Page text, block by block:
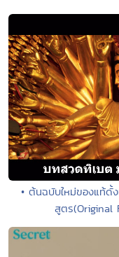
• ต้นฉบับใหม่ของแท้ดั้
สูตร(Original